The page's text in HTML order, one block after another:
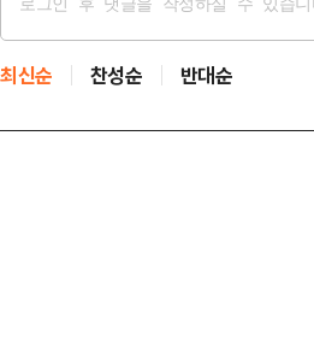
최신순 찬성순 반대순